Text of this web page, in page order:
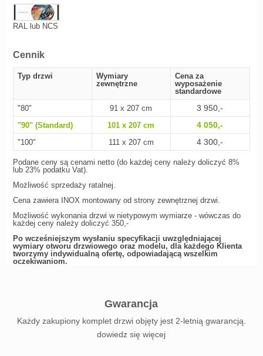
RAL lub NCS
Cennik
Typ drzwi
Wymiary
zewnętrzne
Cena za
wyposażenie
standardowe
"80"
91 x 207 cm 3 950,-
"90" (Standard) 101 x 207 cm 4 050,-
"100" 111 x 207 cm 4 300,-
Podane ceny są cenami netto (do każdej ceny należy doliczyć 8%
lub 23% podatku Vat).
Możliwość sprzedaży ratalnej.
Cena zawiera INOX montowany od strony zewnętrznej drzwi.
Możliwość wykonania drzwi w nietypowym wymiarze - wówczas do
każdej ceny należy doliczyć 350,-
Po wcześniejszym wysłaniu specyfikacji uwzględniającej
wymiary otworu drzwiowego oraz modelu, dla każdego Klienta
tworzymy indywidualną ofertę, odpowiadającą wszelkim
oczekiwaniom.
Gwarancja
Każdy zakupiony komplet drzwi objęty jest 2-letnią gwarancją.
dowiedz się więcej